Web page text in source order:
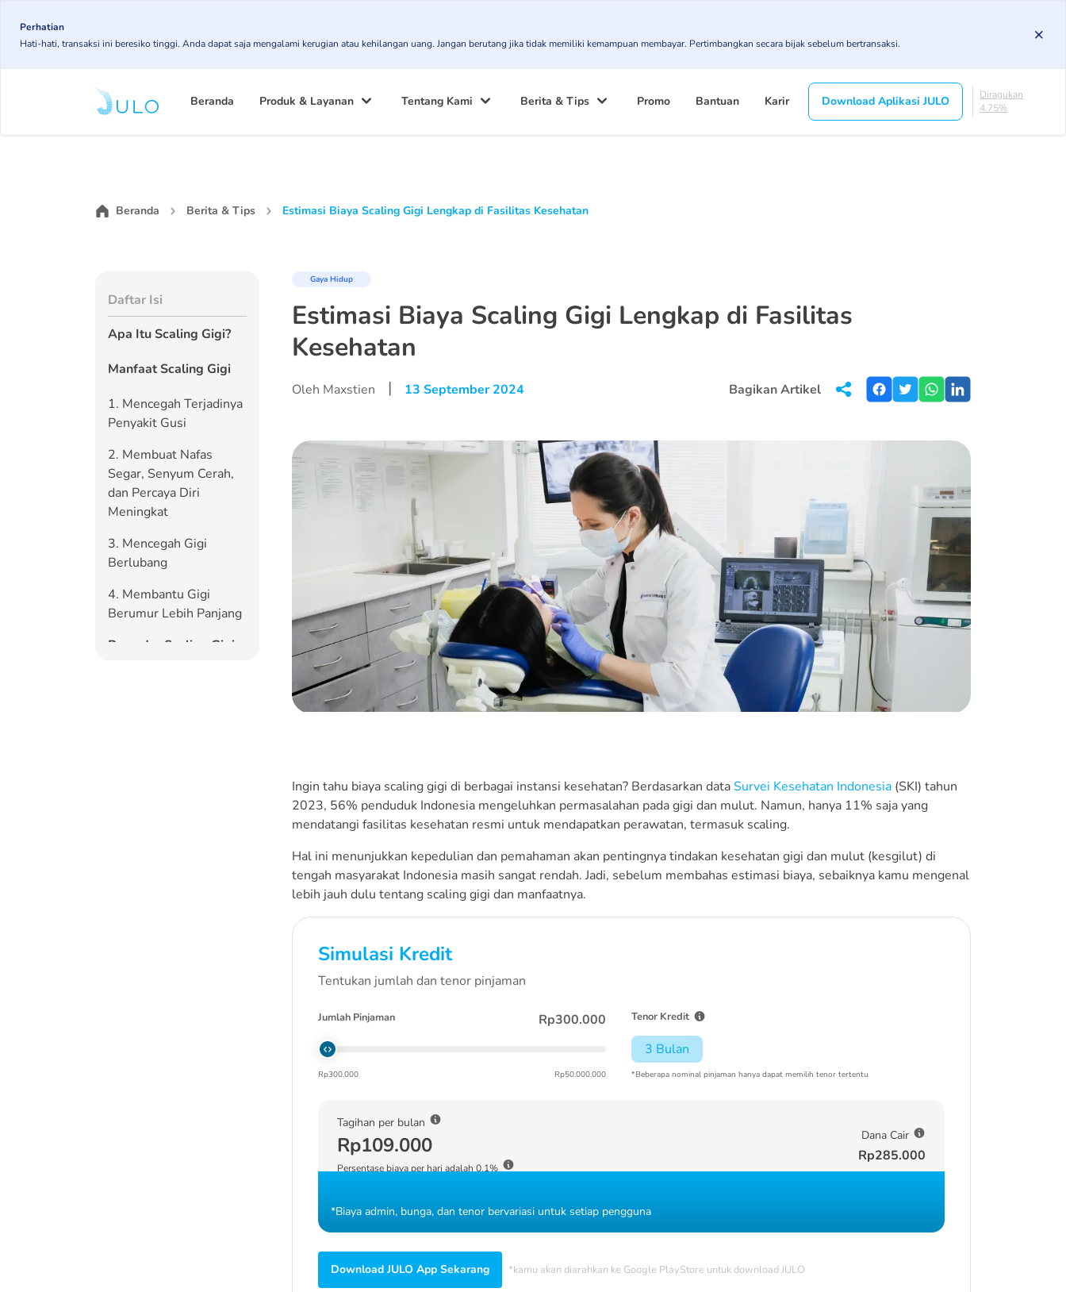
SkipPerhatian
Hati-hati, transaksi ini beresiko tinggi. Anda dapat saja mengalami kerugian atau kehilangan uang. Jangan berutang jika tidak memiliki kemampuan membayar. Pertimbangkan secara bijak sebelum bertransaksi.
Main
Beranda Produk & Layanan Tentang Kami Berita & Tips Promo Bantuan Karir Download Aplikasi JULO
Macet
1.79%
Beranda Berita & Tips Estimasi Biaya Scaling Gigi Lengkap di Fasilitas Kesehatan
Daftar Isi
Apa Itu Scaling Gigi?
Manfaat Scaling Gigi
1. Mencegah Terjadinya
Penyakit Gusi
2. Membuat Nafas
Segar, Senyum Cerah,
dan Percaya Diri
Meningkat
3. Mencegah Gigi
Berlubang
4. Membantu Gigi
Berumur Lebih Panjang
Prosedur Scaling Gigi
Gaya Hidup
Estimasi Biaya Scaling Gigi Lengkap di Fasilitas
Kesehatan
Oleh Maxstien | 13 September 2024 Bagikan Artikel
Ingin tahu biaya scaling gigi di berbagai instansi kesehatan? Berdasarkan dataSurvei Kesehatan Indonesia (SKI) tahun
2023, 56% penduduk Indonesia mengeluhkan permasalahan pada gigi dan mulut. Namun, hanya 11% saja yang
mendatangi fasilitas kesehatan resmi untuk mendapatkan perawatan, termasuk scaling.
Hal ini menunjukkan kepedulian dan pemahaman akan pentingnya tindakan kesehatan gigi dan mulut (kesgilut) di
tengah masyarakat Indonesia masih sangat rendah. Jadi, sebelum membahas estimasi biaya, sebaiknya kamu mengenal
lebih jauh dulu tentang scaling gigi dan manfaatnya.
Simulasi Kredit
Tentukan jumlah dan tenor pinjaman
Jumlah Pinjaman Rp300.000
Rp300.000 Rp50.000.000
Tenor Kredit
3 Bulan
*Beberapa nominal pinjaman hanya dapat memilih tenor tertentu
Tagihan per bulan
Rp109.000
Persentase biaya per hari adalah 0.1%
Dana Cair
Rp285.000
*Biaya admin, bunga, dan tenor bervariasi untuk setiap pengguna
Download JULO App Sekarang *kamu akan diarahkan ke Google PlayStore untuk download JULO